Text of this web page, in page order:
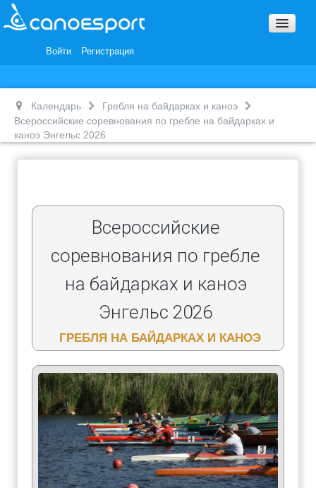
Войти Регистрация
Награды и Благодарности
Календарь
Гребля на байдарках и каноэ
Всероссийские соревнования по гребле на байдарках и
каноэ Энгельс 2026
Всероссийские
соревнования по гребле
на байдарках и каноэ
Энгельс 2026
ГРЕБЛЯ НА БАЙДАРКАХ И КАНОЭ